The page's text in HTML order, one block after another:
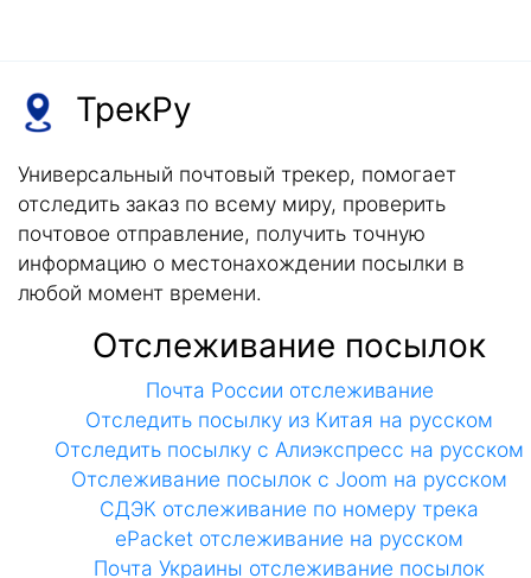
ТрекРу
Универсальный почтовый трекер, помогает
отследить заказ по всему миру, проверить
почтовое отправление, получить точную
информацию о местонахождении посылки в
любой момент времени.
Отслеживание посылок
Почта России отслеживание
Отследить посылку из Китая на русском
Отследить посылку с Алиэкспресс на русском
Отслеживание посылок с Joom на русском
СДЭК отслеживание по номеру трека
ePacket отслеживание на русском
Почта Украины отслеживание посылок